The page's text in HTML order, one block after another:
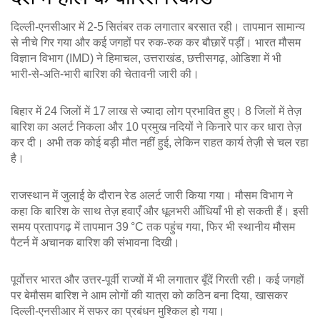
दिल्ली‑एनसीआर में 2‑5 सितंबर तक लगातार बरसात रही। तापमान सामान्य
से नीचे गिर गया और कई जगहों पर रुक‑रुक कर बौछारें पड़ीं। भारत मौसम
विज्ञान विभाग (IMD) ने हिमाचल, उत्तराखंड, छत्तीसगढ़, ओडिशा में भी
भारी‑से‑अति‑भारी बारिश की चेतावनी जारी की।
बिहार में 24 जिलों में 17 लाख से ज्यादा लोग प्रभावित हुए। 8 जिलों में तेज़
बारिश का अलर्ट निकला और 10 प्रमुख नदियों ने किनारे पार कर धारा तेज़
कर दी। अभी तक कोई बड़ी मौत नहीं हुई, लेकिन राहत कार्य तेज़ी से चल रहा
है।
राजस्थान में जुलाई के दौरान रेड अलर्ट जारी किया गया। मौसम विभाग ने
कहा कि बारिश के साथ तेज़ हवाएँ और धूलभरी आँधियाँ भी हो सकती हैं। इसी
समय प्रतापगढ़ में तापमान 39 °C तक पहुंच गया, फिर भी स्थानीय मौसम
पैटर्न में अचानक बारिश की संभावना दिखी।
पूर्वोत्तर भारत और उत्तर-पूर्वी राज्यों में भी लगातार बूँदें गिरती रही। कई जगहों
पर बेमौसम बारिश ने आम लोगों की यात्रा को कठिन बना दिया, खासकर
दिल्ली‑एनसीआर में सफर का प्रबंधन मुश्किल हो गया।